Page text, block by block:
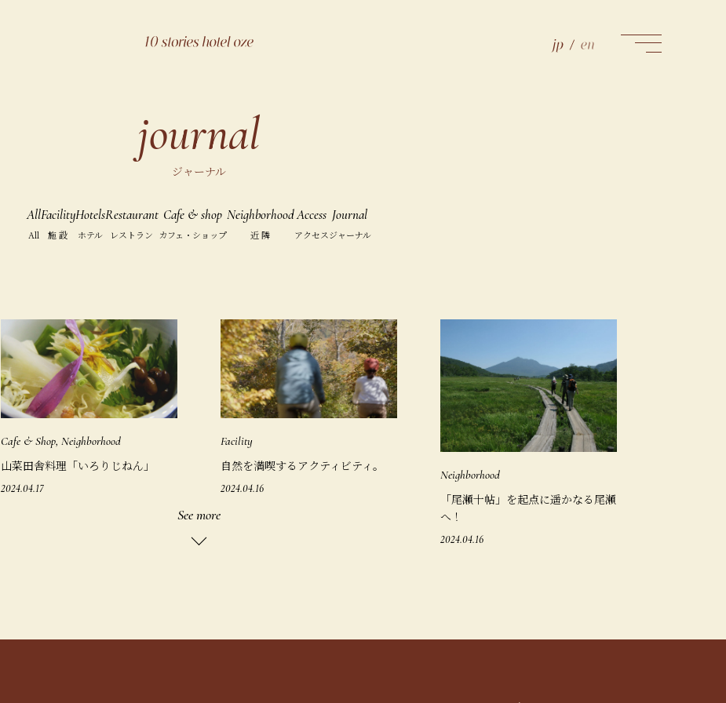
journal
ジャーナル
All
All
Facility
施 設
Hotels
ホテル
Restaurant
レストラン
Cafe & shop
カフェ・ショップ
Neighborhood
近 隣
Access
アクセス
Journal
ジャーナル
Cafe & Shop, Neighborhood
山菜田舎料理「いろりじねん」
2024.04.17
Facility
自然を満喫するアクティビティ。
2024.04.16
Neighborhood
「尾瀬十帖」を起点に遥かなる尾瀬
へ！
2024.04.16
See more